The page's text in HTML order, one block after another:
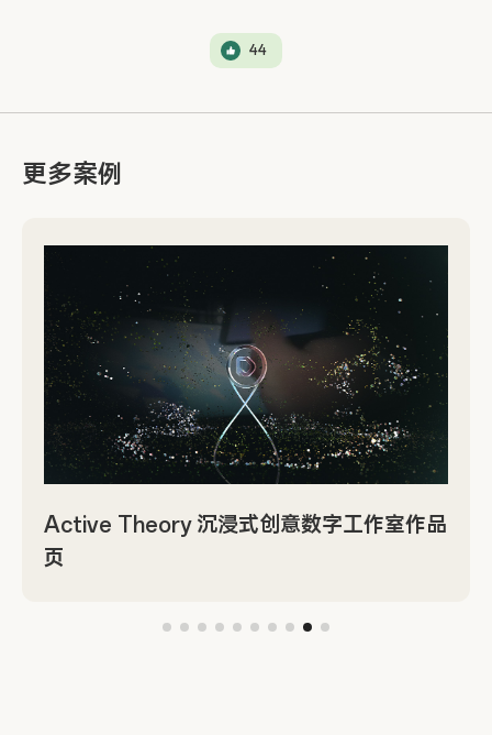
44
更多案例
Active Theory 沉浸式创意数字工作室作品
页